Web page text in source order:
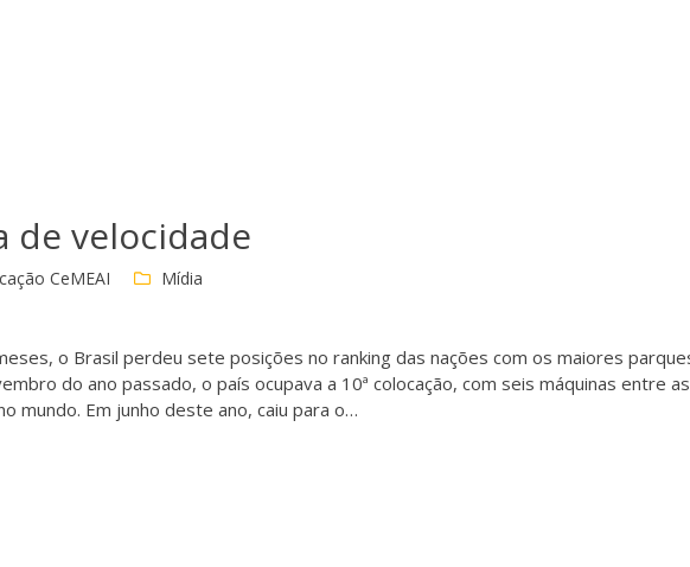
de velocidade
CeMEAI Mídia
o Brasil perdeu sete posições no ranking das nações com os maiores
do ano passado, o país ocupava a 10ª colocação, com seis máquinas entre
mundo. Em junho deste ano, caiu para o…